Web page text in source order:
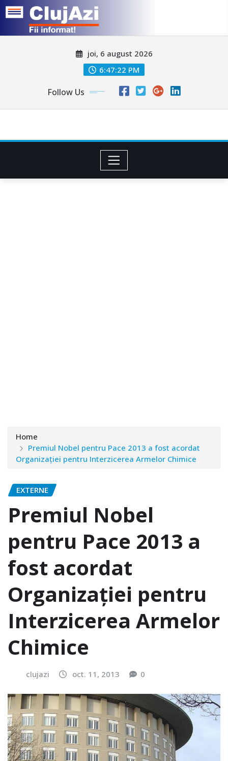
joi, 6 august 2026
6:47:25 PM
Follow Us
Home
Premiul Nobel pentru Pace 2013 a fost acordat
Organizaţiei pentru Interzicerea Armelor Chimice
EXTERNE
Premiul Nobel
pentru Pace 2013 a
fost acordat
Organizaţiei pentru
Interzicerea Armelor
Chimice
clujazi oct. 11, 2013 0